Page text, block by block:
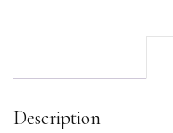
Description